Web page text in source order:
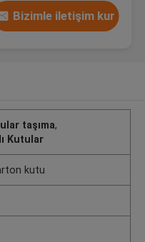
Bizimle iletişim kur
taşıma,
Kutular
kutu